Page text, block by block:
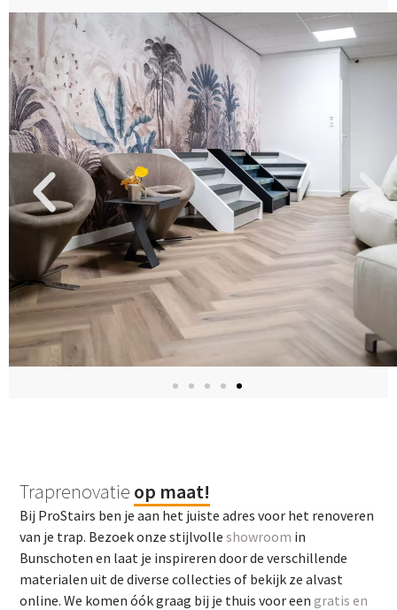
Traprenovatie op maat!
Bij ProStairs ben je aan het juiste adres voor het renoveren
van je trap. Bezoek onze stijlvolleshowroom in
Bunschoten en laat je inspireren door de verschillende
materialen uit de diverse collecties of bekijk ze alvast
online. We komen óók graag bij je thuis voor eengratis en